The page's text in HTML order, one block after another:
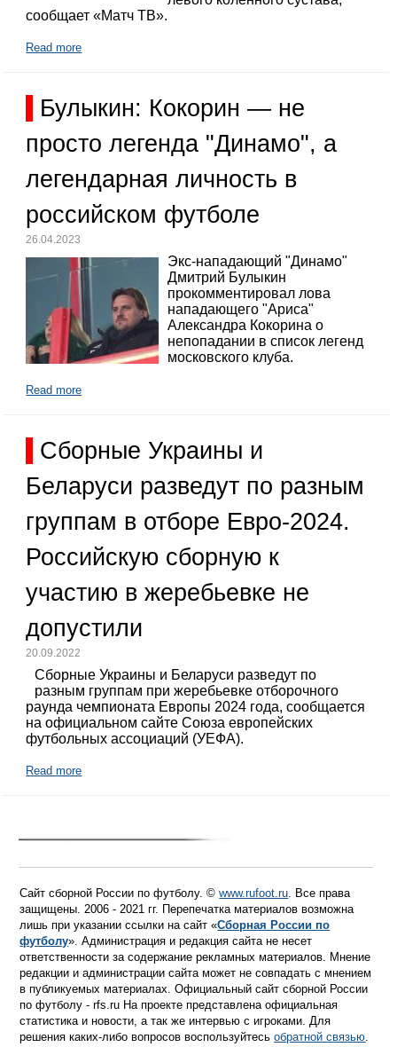
сообщает «Матч ТВ».
Read more
Булыкин: Кокорин — не
просто легенда "Динамо", а
легендарная личность в
российском футболе
26.04.2023
Экс-нападающий "Динамо"
Дмитрий Булыкин
прокомментировал лова
нападающего "Ариса"
Александра Кокорина о
непопадании в список легенд
московского клуба.
Read more
Сборные Украины и
Беларуси разведут по разным
группам в отборе Евро-2024.
Российскую сборную к
участию в жеребьевке не
допустили
20.09.2022
Сборные Украины и Беларуси разведут по
разным группам при жеребьевке отборочного
раунда чемпионата Европы 2024 года, сообщается
на официальном сайте Союза европейских
футбольных ассоциаций (УЕФА).
Read more
Сайт сборной России по футболу. ©www.rufoot.ru. Все права
защищены. 2006 - 2021 гг. Перепечатка материалов возможна
лишь при указании ссылки на сайт «Сборная России по
футболу». Администрация и редакция сайта не несет
ответственности за содержание рекламных материалов. Мнение
редакции и администрации сайта может не совпадать с мнением
в публикуемых материалах. Официальный сайт сборной России
по футболу - rfs.ru На проекте представлена официальная
статистика и новости, а так же интервью с игроками. Для
решения каких-либо вопросов воспользуйтесьобратной связью.